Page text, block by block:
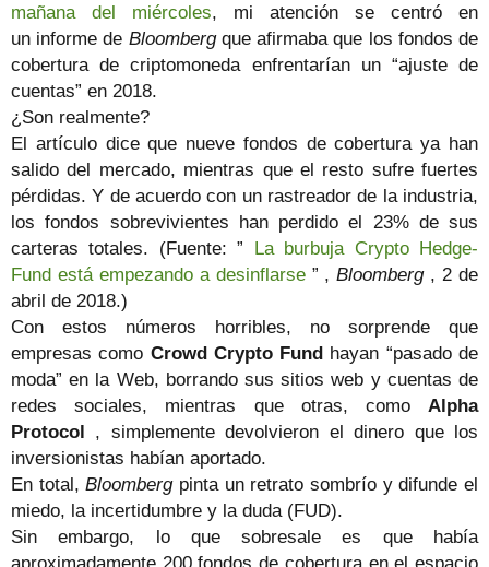
mañana del miércoles, mi atención se centró en
un informe de Bloombergque afirmaba que los fondos de
cobertura de criptomoneda enfrentarían un “ajuste de
cuentas” en 2018.
¿Son realmente?
El artículo dice que nueve fondos de cobertura ya han
salido del mercado, mientras que el resto sufre fuertes
pérdidas. Y de acuerdo con un rastreador de la industria,
los fondos sobrevivientes han perdido el 23% de sus
carteras totales. (Fuente: ” La burbuja Crypto Hedge-
Fund está empezando a desinflarse” ,Bloomberg, 2 de
abril de 2018.)
Con estos números horribles, no sorprende que
empresas como Crowd Crypto Fund hayan “pasado de
moda” en la Web, borrando sus sitios web y cuentas de
redes sociales, mientras que otras, como Alpha
Protocol , simplemente devolvieron el dinero que los
inversionistas habían aportado.
En total,Bloombergpinta un retrato sombrío y difunde el
miedo, la incertidumbre y la duda (FUD).
Sin embargo, lo que sobresale es que había